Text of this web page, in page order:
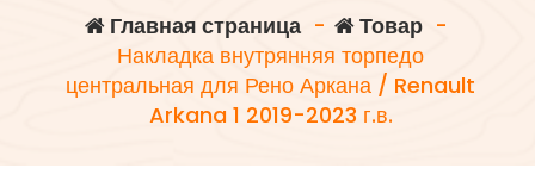
Главная страница- Товар-
Накладка внутрянняя торпедо
центральная для Рено Аркана / Renault
Arkana 1 2019-2023 г.в.